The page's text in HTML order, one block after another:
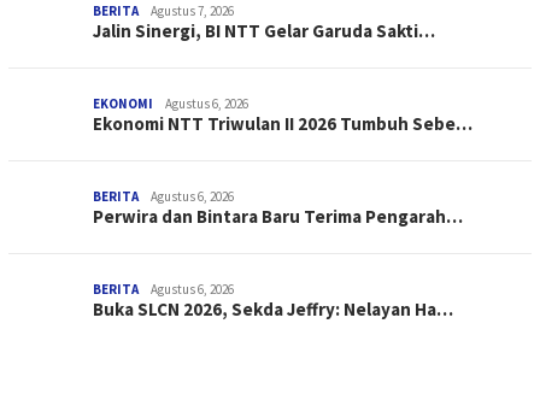
BERITA Agustus 7, 2026
Jalin Sinergi, BI NTT Gelar Garuda Sakti…
EKONOMI Agustus 6, 2026
Ekonomi NTT Triwulan II 2026 Tumbuh Sebe…
BERITA Agustus 6, 2026
Perwira dan Bintara Baru Terima Pengarah…
BERITA Agustus 6, 2026
Buka SLCN 2026, Sekda Jeffry: Nelayan Ha…